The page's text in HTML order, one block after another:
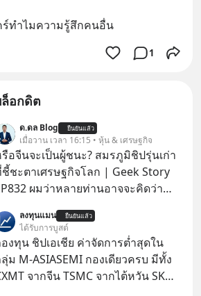
ร์ทำไมความรู้สึกคนอื่น
1
อกดิต
ด.ดล Blog ยืนยันแล้ว
เมื่อวาน เวลา 16:15 • หุ้น & เศรษฐกิจ
อจีนจะเป็นผู้ชนะ? สมรภูมิชิปรุ่นเก่า
ชะตาเศรษฐกิจโลก | Geek Story
ผมว่าหลายท่านอาจจะคิดว่า
ใหม่ได้เลยครับ! ในขณะที่โลกโฟกัส
3 นาโนเมตร แต่จีนกำลังเดินเกมที่
กลัวกว่า โดยการเข้ายึดครองตลาด
Chips’ หรือชิปรุ่นเก่า ฟังดูไร้
ลงทุนแมน ยืนยันแล้ว
ได้รับการบูสต์
งทุน ชิปเอเชีย ค่าจัดการต่ำสุดใน
ม M-ASIASEMI กองเดียวครบ มีทั้ง
จากจีน TSMC จากไต้หวัน SK